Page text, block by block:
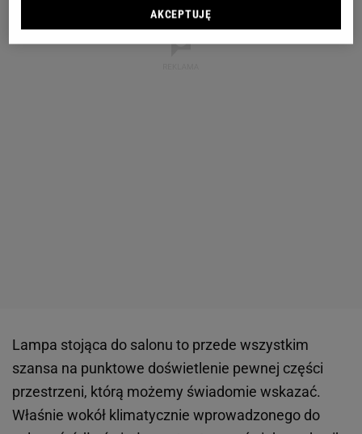
Lampa stojąca do salonu to przede wszystkim
szansa na punktowe doświetlenie pewnej części
przestrzeni, którą możemy świadomie wskazać.
Właśnie wokół klimatycznie wprowadzonego do
AKCEPTUJĘ